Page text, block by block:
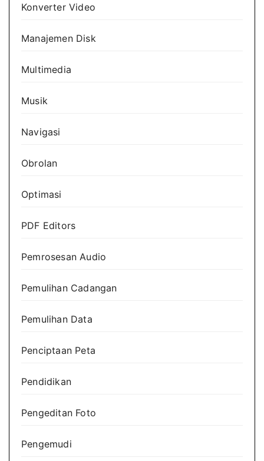
Konverter Video
Manajemen Disk
Multimedia
Musik
Navigasi
Obrolan
Optimasi
PDF Editors
Pemrosesan Audio
Pemulihan Cadangan
Pemulihan Data
Penciptaan Peta
Pendidikan
Pengeditan Foto
Pengemudi